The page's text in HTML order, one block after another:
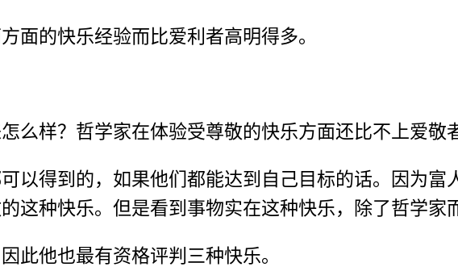
面的快乐经验而比爱利者高明得多。
么样？哲学家在体验受尊敬的快乐方面还比不上爱敬
以得到的，如果他们都能达到自己目标的话。因为
这种快乐。但是看到事物实在这种快乐，除了哲学家
此他也最有资格评判三种快乐。